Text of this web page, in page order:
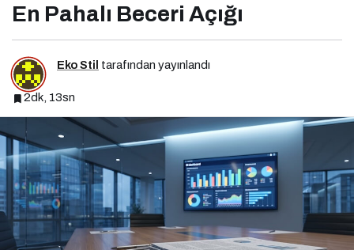
En Pahalı Beceri Açığı
Eko Stil tarafından yayınlandı
2dk, 13sn